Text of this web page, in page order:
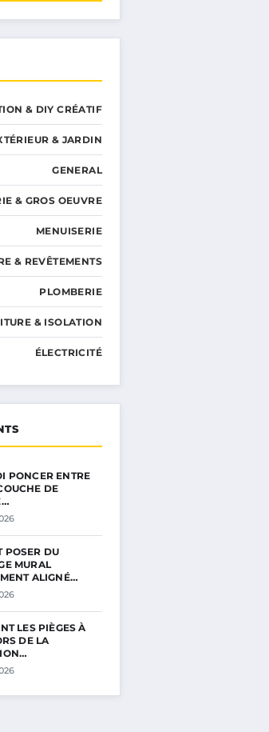
& DIY CRÉATIF
& JARDIN
GENERAL
& GROS OEUVRE
MENUISERIE
& REVÊTEMENTS
PLOMBERIE
& ISOLATION
ÉLECTRICITÉ
PONCER ENTRE
DE
POSER DU
MURAL
ALIGNÉ…
LES PIÈGES À
DE LA